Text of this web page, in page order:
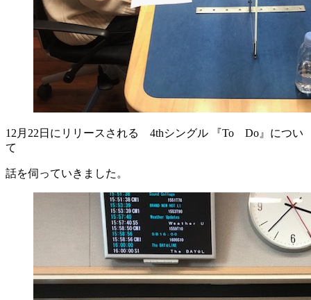
12月22日にリリースされる 4thシングル 『To Do』につい
て
話を伺っていきました。